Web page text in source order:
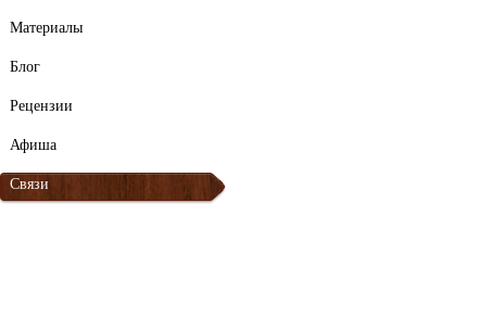
Материалы
Блог
Рецензии
Афиша
Связи